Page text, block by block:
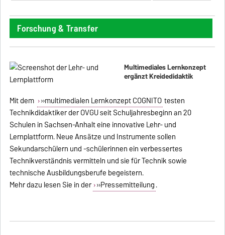
Forschung & Transfer
Multimediales Lernkonzept
ergänzt Kreidedidaktik
Mit dem »multimedialen Lernkonzept COGNITO testen
Technikdidaktiker der OVGU seit Schuljahresbeginn an 20
Schulen in Sachsen-Anhalt eine innovative Lehr- und
Lernplattform. Neue Ansätze und Instrumente sollen
Sekundarschülern und -schülerinnen ein verbessertes
Technikverständnis vermitteln und sie für Technik sowie
technische Ausbildungsberufe begeistern.
Mehr dazu lesen Sie in der »Pressemitteilung.